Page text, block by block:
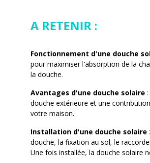
A RETENIR :
Fonctionnement d'une douche
pour maximiser l'absorption de la
la douche.
Avantages d'une douche solaire
douche extérieure et une
votre maison.
Installation d'une douche solaire
douche, la fixation au sol, le
Une fois installée, la douche solaire